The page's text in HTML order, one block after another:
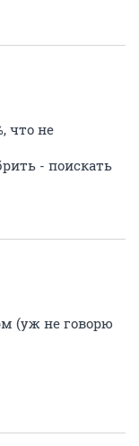
что не
- поискать
(уж не говорю